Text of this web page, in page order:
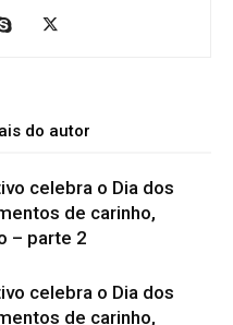
do autor
celebra o Dia dos
de carinho,
– parte 2
celebra o Dia dos
de carinho,